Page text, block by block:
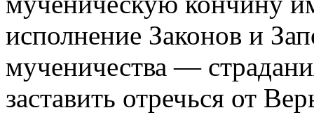
исполнение Законов и
мученичества —
заставить отречься от